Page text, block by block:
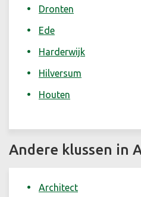
Dronten
Ede
Harderwijk
Hilversum
Houten
Andere klussen in
Architect